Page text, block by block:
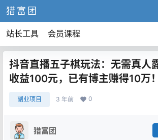
猎富团
站长工具 会员课程
抖音直播五子棋玩法：无需真人
收益100元，已有博主赚得10万！
副业项目 3 年前 0
猎富团